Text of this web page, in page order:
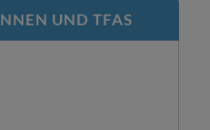
UND TFAS